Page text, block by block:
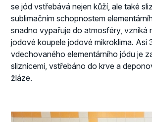
se jód vstřebává nejen kůží, ale také
sublimačním schopnostem
snadno vypařuje do atmosféry, vzniká
jodové koupele jodové mikroklima. Asi
vdechovaného elementárního jódu je
sliznicemi, vstřebáno do krve a
žláze.